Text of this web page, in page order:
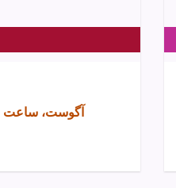
۱۲ آگوست، ساعت ۶ بعد از ظهر